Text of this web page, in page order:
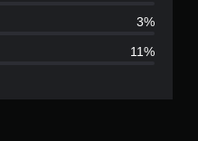
4
1
3%
11%